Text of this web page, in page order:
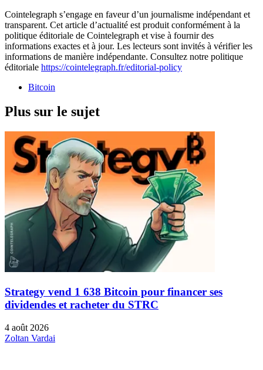
Cointelegraph s’engage en faveur d’un journalisme indépendant et
transparent. Cet article d’actualité est produit conformément à la
politique éditoriale de Cointelegraph et vise à fournir des
informations exactes et à jour. Les lecteurs sont invités à vérifier les
informations de manière indépendante. Consultez notre politique
éditoriale https://cointelegraph.fr/editorial-policy
Bitcoin
Plus sur le sujet
Strategy vend 1 638 Bitcoin pour financer ses
dividendes et racheter du STRC
4 août 2026
Zoltan Vardai